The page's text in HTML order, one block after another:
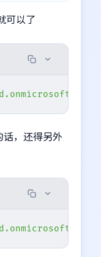
可以了
，还得另外